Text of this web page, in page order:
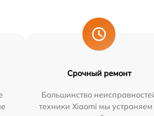
Срочный ремонт
Большинство
техники Xiaomi мы устраняем